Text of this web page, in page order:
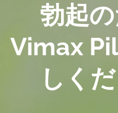
勃起
Vimax
しく